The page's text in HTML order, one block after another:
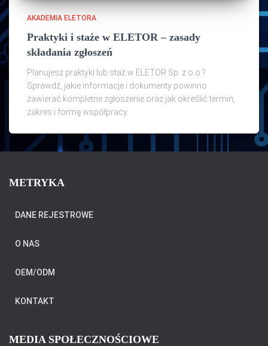
AKADEMIA ELETORA
Praktyki i staże w ELETOR – zasady
składania zgłoszeń
Planujesz praktyki lub staż w ELETOR Sp. z o.o.?
Sprawdź, jakie informacje i dokumenty powinno
zawierać kompletne zgłoszenie oraz jak określić termin,
zakres i formę współpracy.
METRYKA
DANE REJESTROWE
O NAS
OEM/ODM
KONTAKT
MEDIA SPOŁECZNOŚCIOWE